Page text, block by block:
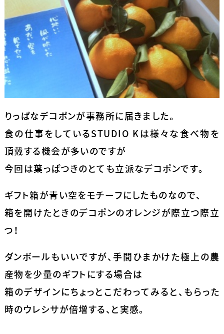
りっぱなデコポンが事務所に届きました。
食の仕事をしているSTUDIO Kは様々な食べ物を
頂戴する機会が多いのですが
今回は葉っぱつきのとても立派なデコポンです。
ギフト箱が青い空をモチーフにしたものなので、
箱を開けたときのデコポンのオレンジが際立つ際立
つ！
ダンボールもいいですが、手間ひまかけた極上の農
産物を少量のギフトにする場合は
箱のデザインにちょっとこだわってみると、もらった
時のウレシサが倍増する、と実感。